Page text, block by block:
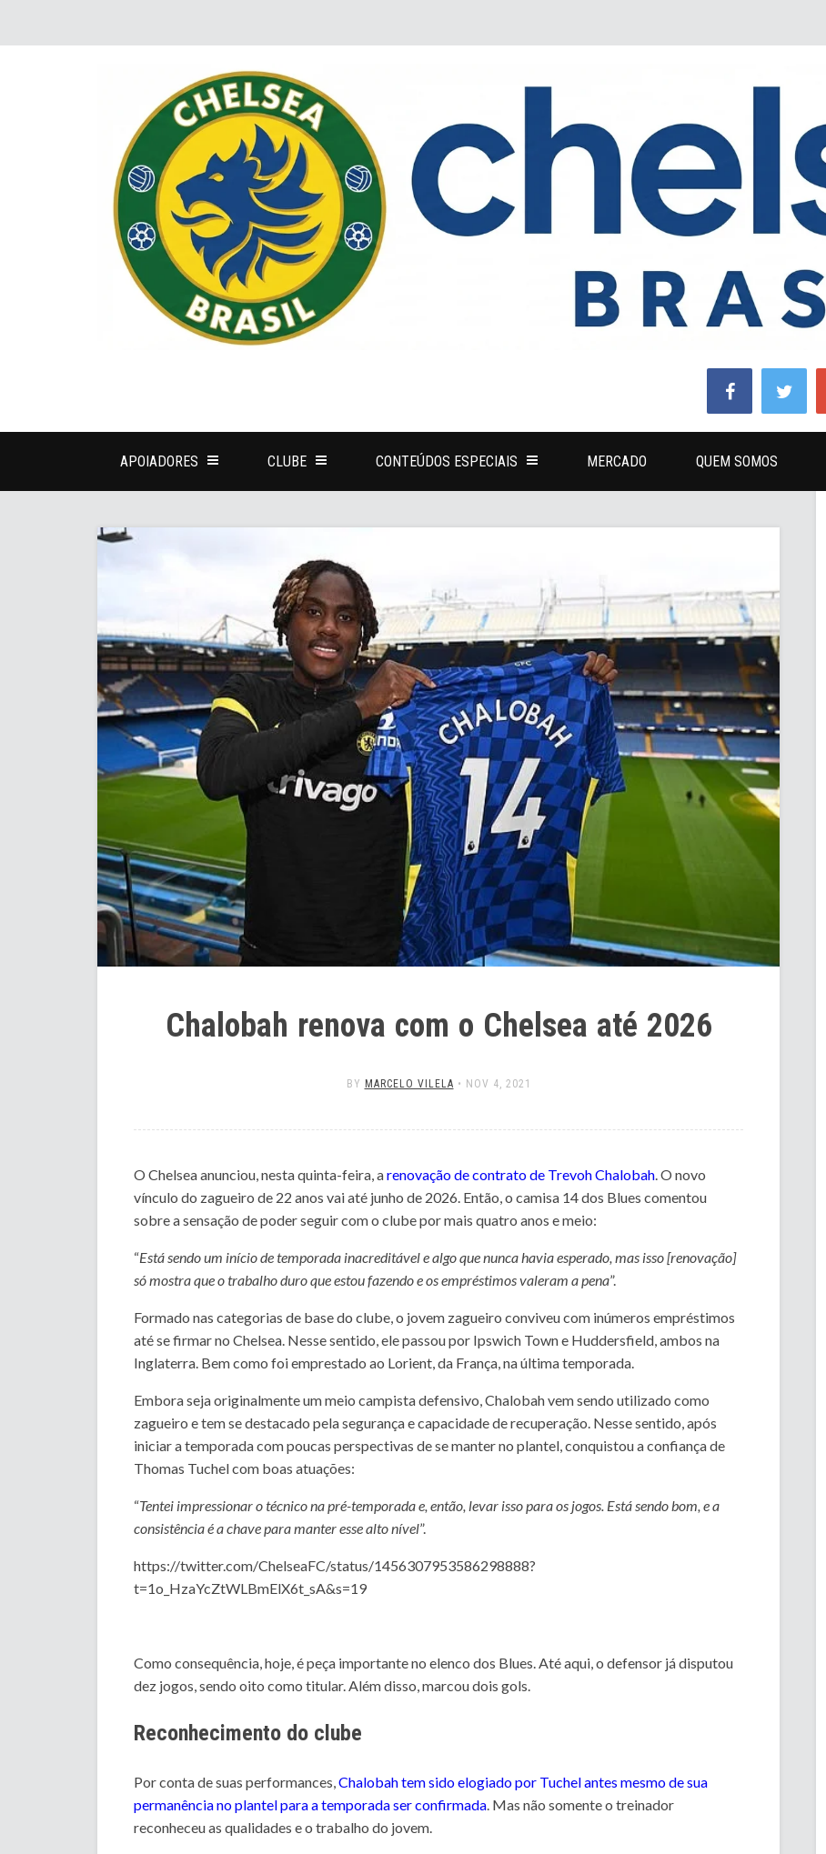
APOIADORES CLUBE CONTEÚDOS ESPECIAIS MERCADO QUEM SOMOS
Chalobah renova com o Chelsea até 2026
BY MARCELO VILELA • NOV 4, 2021
O Chelsea anunciou, nesta quinta-feira, arenovação de contrato de Trevoh Chalobah . O novo
vínculo do zagueiro de 22 anos vai até junho de 2026. Então, o camisa 14 dos Blues comentou
sobre a sensação de poder seguir com o clube por mais quatro anos e meio:
“Está sendo um início de temporada inacreditável e algo que nunca havia esperado, mas isso [renovação]
só mostra que o trabalho duro que estou fazendo e os empréstimos valeram a pena”.
Formado nas categorias de base do clube, o jovem zagueiro conviveu com inúmeros empréstimos
até se firmar no Chelsea. Nesse sentido, ele passou por Ipswich Town e Huddersfield, ambos na
Inglaterra. Bem como foi emprestado ao Lorient, da França, na última temporada.
Embora seja originalmente um meio campista defensivo, Chalobah vem sendo utilizado como
zagueiro e tem se destacado pela segurança e capacidade de recuperação. Nesse sentido, após
iniciar a temporada com poucas perspectivas de se manter no plantel, conquistou a confiança de
Thomas Tuchel com boas atuações:
“Tentei impressionar o técnico na pré-temporada e, então, levar isso para os jogos. Está sendo bom, e a
consistência é a chave para manter esse alto nível”.
https://twitter.com/ChelseaFC/status/1456307953586298888?
t=1o_HzaYcZtWLBmElX6t_sA&s=19
Como consequência, hoje, é peça importante no elenco dos Blues. Até aqui, o defensor já disputou
dez jogos, sendo oito como titular. Além disso, marcou dois gols.
Reconhecimento do clube
Por conta de suas performances, Chalobah tem sido elogiado por Tuchel antes mesmo de sua
permanência no plantel para a temporada ser confirmada . Mas não somente o treinador
reconheceu as qualidades e o trabalho do jovem.